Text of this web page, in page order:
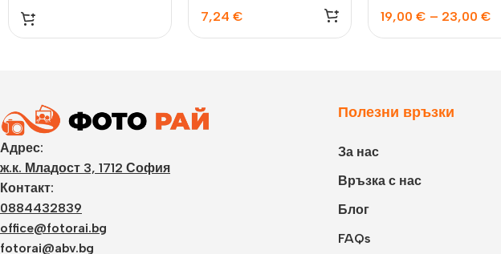
ПРАВОЪГЪЛНИК за
две снимки
7,24 € 19,00 € – 23,00 €
Адрес:
ж.к. Младост 3, 1712 София
Контакт:
0884432839
office@fotorai.bg
fotorai@abv.bg
Полезни връзки
За нас
Връзка с нас
Блог
FAQs